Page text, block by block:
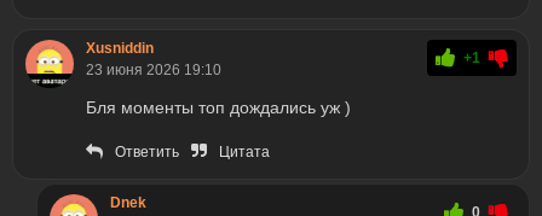
Xusniddin
23 июня 2026 19:10
+1
Бля моменты топ дождались уж )
Ответить Цитата
Dnek